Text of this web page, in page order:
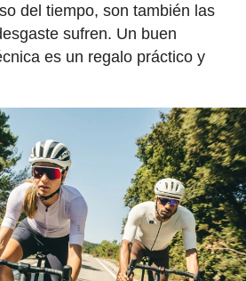
del tiempo, son también las
sufren. Un buen
es un regalo práctico y